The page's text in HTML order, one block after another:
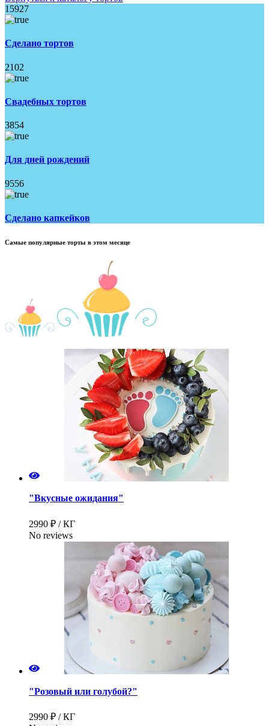
15927
Сделано тортов
2102
Свадебных тортов
3854
Для дней рождений
9556
Сделано капкейков
Самые популярные торты в этом месяце
"Вкусные ожидания"
2990 ₽ / КГ
No reviews
"Розовый или голубой?"
2990 ₽ / КГ